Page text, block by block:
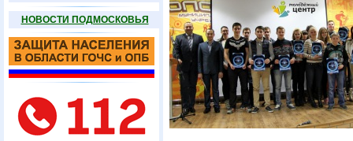
НОВОСТИ ПОДМОСКОВЬЯ